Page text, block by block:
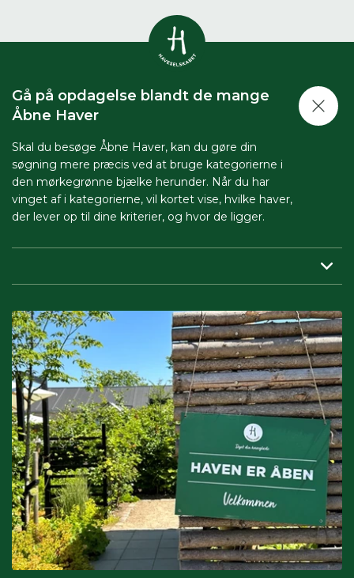
Gå på opdagelse blandt de mange
Åbne Haver
Skal du besøge Åbne Haver, kan du gøre din
søgning mere præcis ved at bruge kategorierne i
den mørkegrønne bjælke herunder. Når du har
vinget af i kategorierne, vil kortet vise, hvilke haver,
der lever op til dine kriterier, og hvor de ligger.
Region:her indsnævrer du, så du får vist haver tæt på dig.
Periode:vil du besøge Åbne Haver i en bestemt periode,
skal du sætte både start- og slutdato på.
Interesser:du kan også søge på interesser, hvis du fx er
glad for drivhus eller biodiversitet.
Kombination af kategorier:du kan også vinge af i flere
kategorier for at gøre din søgning endnu mere specifik.
Skal du fx på weekendtur til Silkeborg og er glad for drivhus,
kan du med fordel både vinge af i periode, region og
interesse.
Havestof
0resultater
Arrangementer
0resultater
Åbne haver
Du skal indtaste minimum 3
tegn for at se resultater
Her kan du søge i hele vores katalog af
artikler, arrangementer, produkter og åbne
haver.